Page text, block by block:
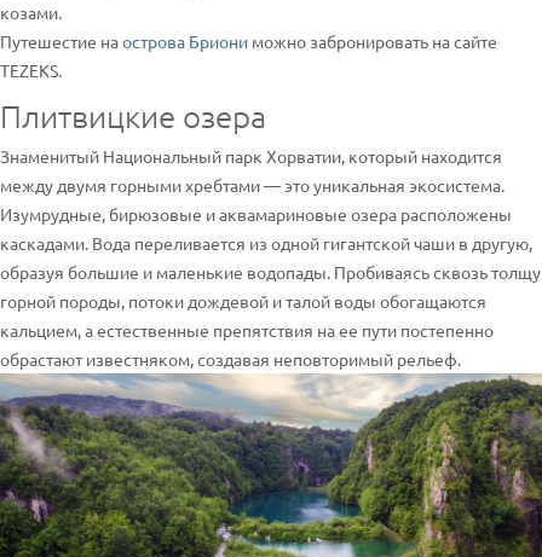
козами.
Путешестие наострова Бриони можно забронировать на сайте
TEZEKS.
Плитвицкие озера
Знаменитый Национальный парк Хорватии, который находится
между двумя горными хребтами — это уникальная экосистема.
Изумрудные, бирюзовые и аквамариновые озера расположены
каскадами. Вода переливается из одной гигантской чаши в другую,
образуя большие и маленькие водопады. Пробиваясь сквозь толщу
горной породы, потоки дождевой и талой воды обогащаются
кальцием, а естественные препятствия на ее пути постепенно
обрастают известняком, создавая неповторимый рельеф.